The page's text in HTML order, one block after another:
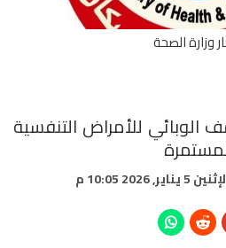
وزارة الصحة
للأمراض التنفسية
5 يناير, 2026 10:05 م